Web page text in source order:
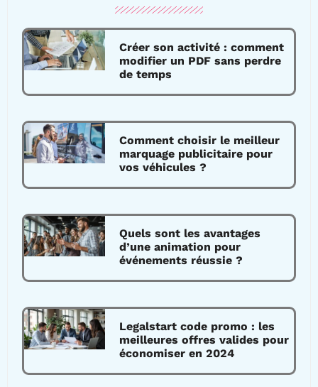
Créer son activité : comment
modifier un PDF sans perdre
de temps
Comment choisir le meilleur
marquage publicitaire pour
vos véhicules ?
Quels sont les avantages
d’une animation pour
événements réussie ?
Legalstart code promo : les
meilleures offres valides pour
économiser en 2024